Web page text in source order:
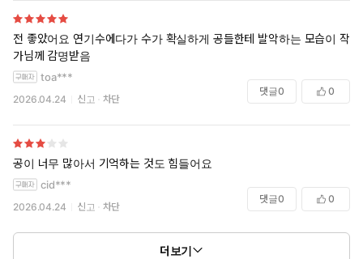
전 좋았어요 연기수에다가 수가 확실하게 공들한테 발악하는 모습이 작
가님께 감명받음
toa***
2026.04.24 신고 차단
댓글0 0
공이 너무 많아서 기억하는 것도 힘들어요
cid***
2026.04.24 신고 차단
댓글0 0
더보기